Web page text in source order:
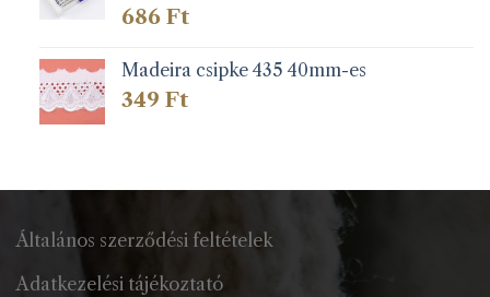
686 Ft
Madeira csipke 435 40mm-es
349 Ft
Általános szerződési feltételek
Adatkezelési tájékoztató